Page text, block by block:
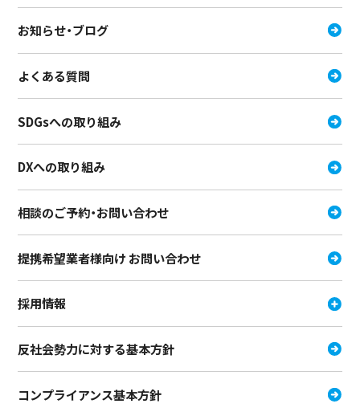
お知らせ・ブログ
よくある質問
SDGsへの取り組み
DXへの取り組み
相談のご予約・お問い合わせ
提携希望業者様向け お問い合わせ
採用情報
反社会勢力に対する基本方針
コンプライアンス基本方針